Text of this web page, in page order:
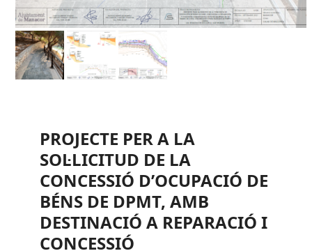
PROJECTE PER A LA
SOL·LICITUD DE LA
CONCESSIÓ D’OCUPACIÓ DE
BÉNS DE DPMT, AMB
DESTINACIÓ A REPARACIÓ I
CONCESSIÓ